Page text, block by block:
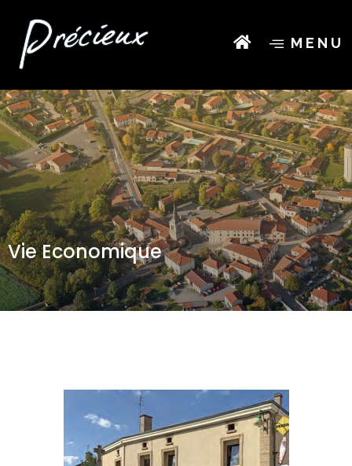
MENU
Vie Economique